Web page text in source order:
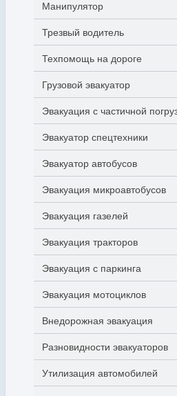
Манипулятор
Трезвый водитель
Техпомощь на дороге
Грузовой эвакуатор
Эвакуация с частичной
Эвакуатор спецтехники
Эвакуатор автобусов
Эвакуация микроавтобусов
Эвакуация газелей
Эвакуация тракторов
Эвакуация с паркинга
Эвакуация мотоциклов
Внедорожная эвакуация
Разновидности эвакуаторов
Утилизация автомобилей